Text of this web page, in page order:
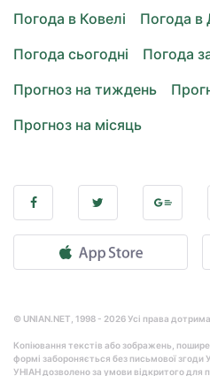
Погода в Ковелі
Погода в
Погода сьогодні
Погода
Прогноз на тиждень
Прогноз на місяць
© UNIAN.NET, 1998 - 2026 Усі права
Копіювання текстів або зображень,
формі забороняється без письмової згоди
УНІАН дозволено за умови відкритого для